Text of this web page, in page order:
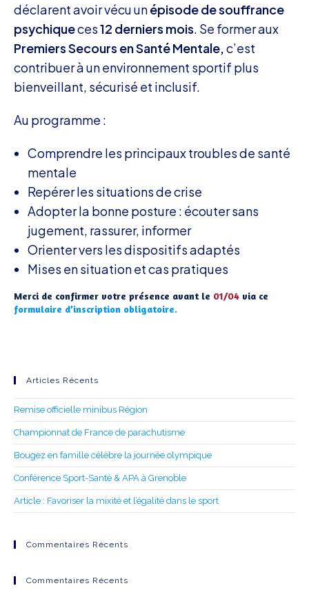
déclarent avoir vécu unépisode de souffrance
psychiqueces12 derniers mois. Se former aux
Premiers Secours en Santé Mentale,c’est
contribuer à un environnement sportif plus
bienveillant, sécurisé et inclusif.
Au programme :
Comprendre les principaux troubles de santé
mentale
Repérer les situations de crise
Adopter la bonne posture : écouter sans
jugement, rassurer, informer
Orienter vers les dispositifs adaptés
Mises en situation et cas pratiques
Merci de confirmer votre présence avant le 01/04 via ce
formulaire d’inscription obligatoire.
Articles Récents
Remise officielle minibus Région
Championnat de France de parachutisme
Bougez en famille célèbre la journée olympique
Conférence Sport-Santé & APA à Grenoble
Article : Favoriser la mixité et l’égalité dans le sport
Commentaires Récents
Commentaires Récents